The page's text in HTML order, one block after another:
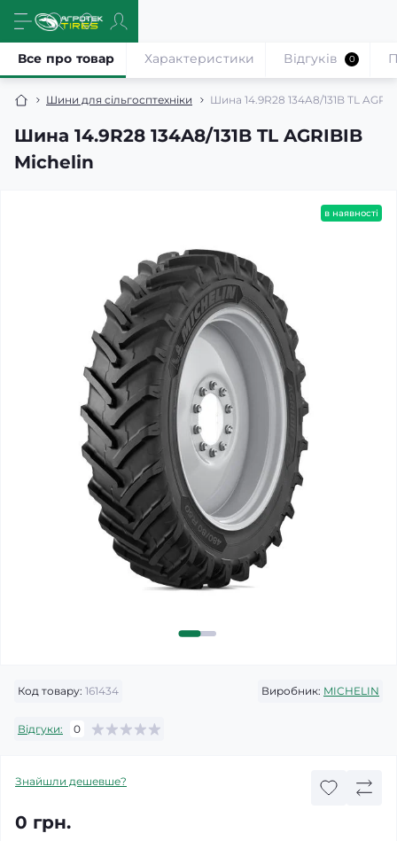
Шини для сільгосптехніки Шина 14.9R28 134A8/131B TL
Шина 14.9R28 134A8/131B TL AGRIBIB
Michelin
Все про товар Характеристики Відгуків 0
в наявності
Код товару: 161434 Виробник: MICHELIN
Відгуки: 0
Знайшли дешевше?
0 грн.